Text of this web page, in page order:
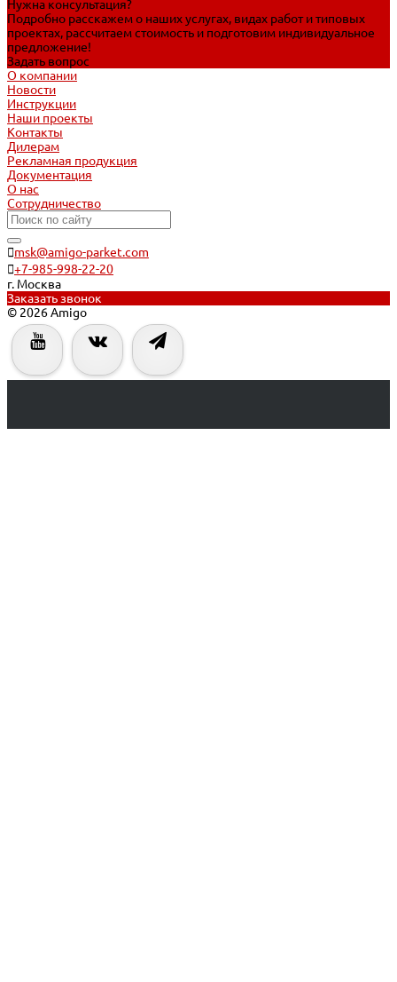
Нужна консультация?
Подробно расскажем о наших услугах, видах работ и типовых
проектах, рассчитаем стоимость и подготовим индивидуальное
предложение!
Задать вопрос
О компании
Новости
Инструкции
Наши проекты
Контакты
Дилерам
Рекламная продукция
Документация
О нас
Сотрудничество
msk@amigo-parket.com
+7-985-998-22-20
г. Москва
Заказать звонок
© 2026 Amigo